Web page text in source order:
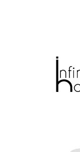
Biblioteci și rafturi
Masute auxiliare